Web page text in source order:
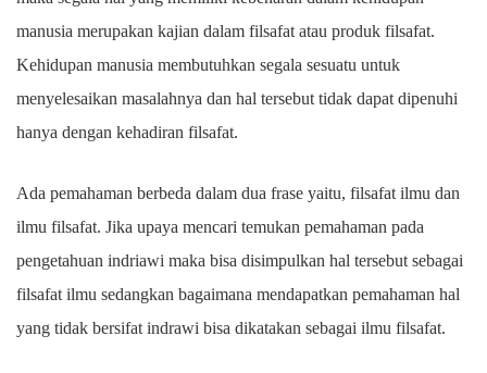
manusia merupakan kajian dalam filsafat atau produk filsafat.
Kehidupan manusia membutuhkan segala sesuatu untuk
menyelesaikan masalahnya dan hal tersebut tidak dapat dipenuhi
hanya dengan kehadiran filsafat.
Ada pemahaman berbeda dalam dua frase yaitu, filsafat ilmu dan
ilmu filsafat. Jika upaya mencari temukan pemahaman pada
pengetahuan indriawi maka bisa disimpulkan hal tersebut sebagai
filsafat ilmu sedangkan bagaimana mendapatkan pemahaman hal
yang tidak bersifat indrawi bisa dikatakan sebagai ilmu filsafat.